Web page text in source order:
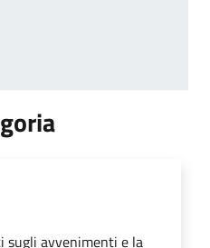
sugli avvenimenti e la